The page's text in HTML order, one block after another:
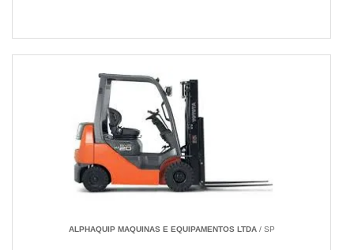
ALPHAQUIP MAQUINAS E EQUIPAMENTOS LTDA/ SP